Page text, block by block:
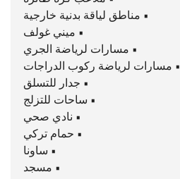
• مناطق لياقة بدنية خارجية
• ميني غولف
• مسارات لرياضة الجري
• مسارات لرياضة ركوب الدراجات
• جدار للتسلق
• ساحات للتزلج
• نادي صحي
• حمام تركي
• ساونا
• مسجد